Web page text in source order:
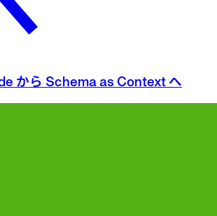
から Schema as Context へ